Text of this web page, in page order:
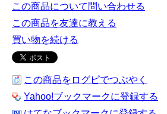
この商品について問い合わせる
この商品を友達に教える
買い物を続ける
この商品をログピでつぶやく
Yahoo!ブックマークに登録する